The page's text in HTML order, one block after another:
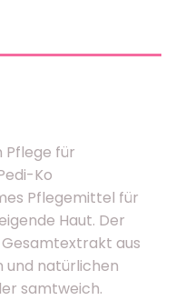
Pflege für
Ko
Pflegemittel für
Haut. Der
aus
natürlichen
samtweich.